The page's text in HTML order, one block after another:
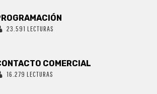
23.591 LECTURAS
COMERCIAL
16.279 LECTURAS